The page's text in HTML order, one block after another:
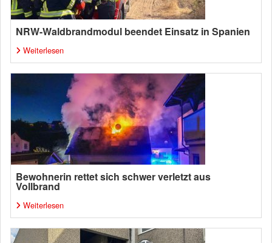
NRW-Waldbrandmodul beendet Einsatz in Spanien
Weiterlesen
Bewohnerin rettet sich schwer verletzt aus
Vollbrand
Weiterlesen